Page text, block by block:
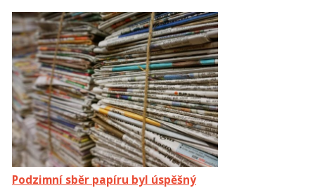
Podzimní sběr papíru byl úspěšný